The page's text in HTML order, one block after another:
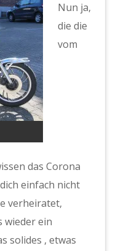
Nun ja,
die die
vom
das Corona
einfach nicht
verheiratet,
wieder ein
solides , etwas